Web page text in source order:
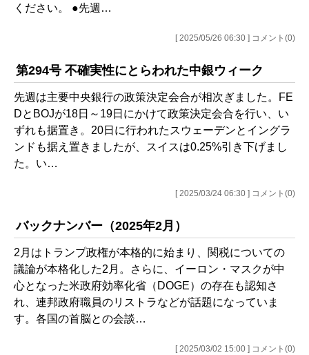
ください。 ●先週…
[ 2025/05/26 06:30 ] コメント(0)
第294号 不確実性にとらわれた中銀ウィーク
先週は主要中央銀行の政策決定会合が相次ぎました。FE
DとBOJが18日～19日にかけて政策決定会合を行い、い
ずれも据置き。20日に行われたスウェーデンとイングラ
ンドも据え置きましたが、スイスは0.25%引き下げまし
た。い…
[ 2025/03/24 06:30 ] コメント(0)
バックナンバー（2025年2月）
2月はトランプ政権が本格的に始まり、関税についての
議論が本格化した2月。さらに、イーロン・マスクが中
心となった米政府効率化省（DOGE）の存在も認知さ
れ、連邦政府職員のリストラなどが話題になっていま
す。各国の首脳との会談…
[ 2025/03/02 15:00 ] コメント(0)